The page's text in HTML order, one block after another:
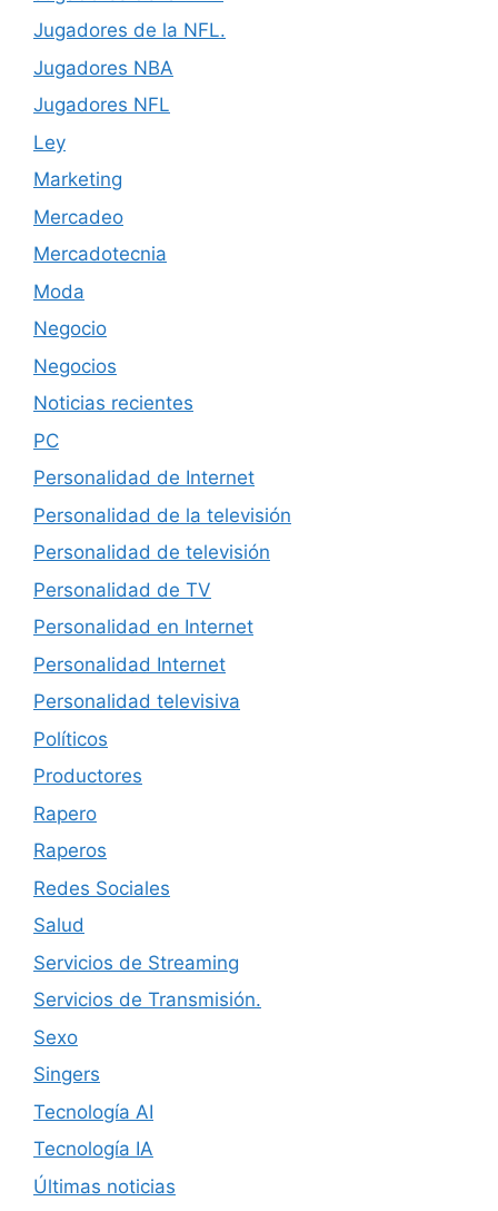
Jugadores de la NFL.
Jugadores NBA
Jugadores NFL
Ley
Marketing
Mercadeo
Mercadotecnia
Moda
Negocio
Negocios
Noticias recientes
PC
Personalidad de Internet
Personalidad de la televisión
Personalidad de televisión
Personalidad de TV
Personalidad en Internet
Personalidad Internet
Personalidad televisiva
Políticos
Productores
Rapero
Raperos
Redes Sociales
Salud
Servicios de Streaming
Servicios de Transmisión.
Sexo
Singers
Tecnología AI
Tecnología IA
Últimas noticias